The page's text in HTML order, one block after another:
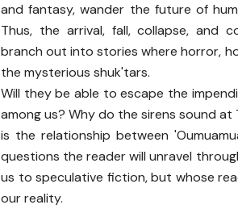
and fantasy, wander the future of
Thus, the arrival, fall, collapse, and
branch out into stories where horror,
the mysterious shuk'tars.
Will they be able to escape the
among us? Why do the sirens sound
is the relationship between
questions the reader will unravel
us to speculative fiction, but whose
our reality.